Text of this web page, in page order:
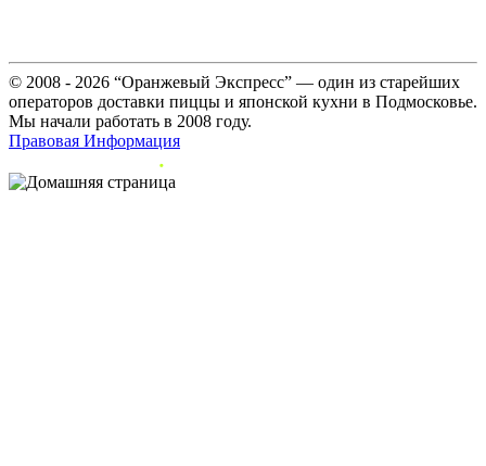
© 2008 - 2026 “Оранжевый Экспресс” — один из старейших
операторов доставки пиццы и японской кухни в Подмосковье.
Мы начали работать в 2008 году.
Правовая Информация